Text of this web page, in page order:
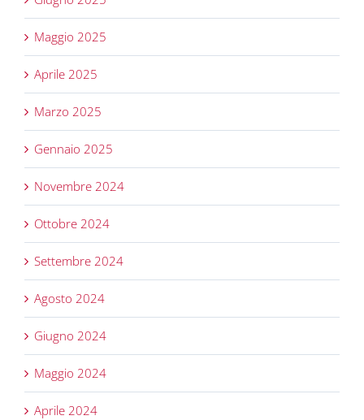
Maggio 2025
Aprile 2025
Marzo 2025
Gennaio 2025
Novembre 2024
Ottobre 2024
Settembre 2024
Agosto 2024
Giugno 2024
Maggio 2024
Aprile 2024